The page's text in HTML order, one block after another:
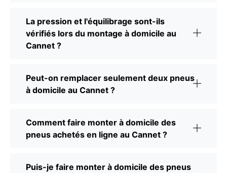
La pression et l'équilibrage sont-ils
vérifiés lors du montage à domicile au
Cannet ?
Peut-on remplacer seulement deux pneus
à domicile au Cannet ?
Comment faire monter à domicile des
pneus achetés en ligne au Cannet ?
Puis-je faire monter à domicile des pneus